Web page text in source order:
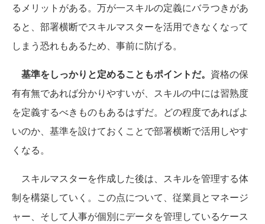
るメリットがある。万が一スキルの定義にバラつきがあ
ると、部署横断でスキルマスターを活用できなくなって
しまう恐れもあるため、事前に防げる。
基準をしっかりと定めることもポイントだ。 資格の保
有有無であれば分かりやすいが、スキルの中には習熟度
を定義するべきものもあるはずだ。どの程度であればよ
いのか、基準を設けておくことで部署横断で活用しやす
くなる。
スキルマスターを作成した後は、スキルを管理する体
制を構築していく。この点について、従業員とマネージ
ャー、そして人事が個別にデータを管理しているケース